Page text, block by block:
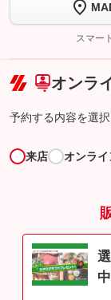
トーク画面
完了してく
スマー
オンラ
予約する内容を選択
来店 オンラ